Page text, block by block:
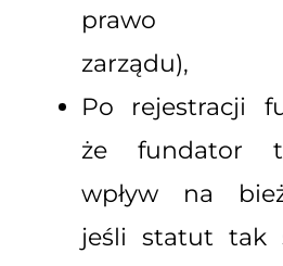
prawo
zarządu),
Po rejestracji
że fundator
wpływ na
jeśli statut tak